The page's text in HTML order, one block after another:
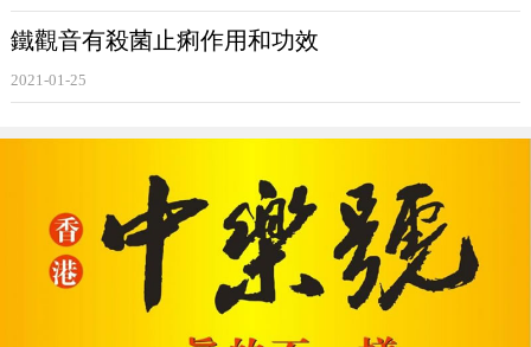
時，由於鐵觀音中含有多酚類等化合物，抵消了純咖啡鹼對
人體產生的不良影響。這也是飲茶歷史源遠流長、長盛不
鐵觀音有殺菌止痢作用和功效
2021-01-25